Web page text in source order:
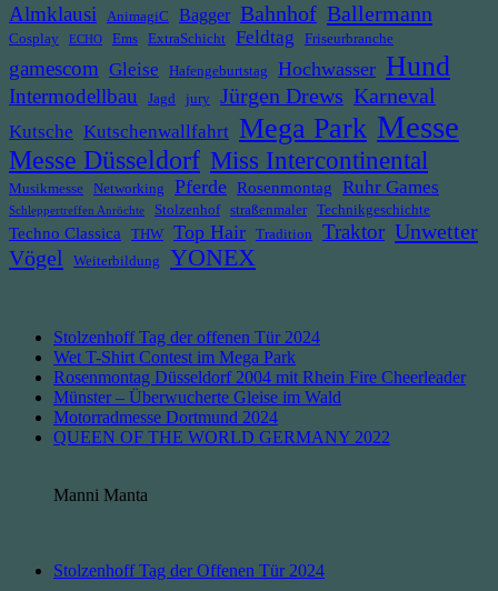
Almklausi AnimagiC Bagger Bahnhof Ballermann
Cosplay ECHO Ems ExtraSchicht Feldtag Friseurbranche
gamescom Gleise Hafengeburtstag Hochwasser Hund
Intermodellbau Jagd jury Jürgen Drews Karneval
Kutsche Kutschenwallfahrt Mega Park Messe
Messe Düsseldorf Miss Intercontinental
Musikmesse Networking Pferde Rosenmontag Ruhr Games
Schleppertreffen Anröchte Stolzenhof straßenmaler Technikgeschichte
Techno Classica THW Top Hair Tradition Traktor Unwetter
Vögel
Weiterbildung YONEX
Stolzenhoff Tag der offenen Tür 2024
Wet T-Shirt Contest im Mega Park
Rosenmontag Düsseldorf 2004 mit Rhein Fire Cheerleader
Münster – Überwucherte Gleise im Wald
Motorradmesse Dortmund 2024
QUEEN OF THE WORLD GERMANY 2022
Manni Manta
Stolzenhoff Tag der Offenen Tür 2024